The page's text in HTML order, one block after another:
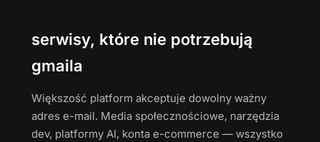
serwisy, które nie potrzebują
gmaila
Większość platform akceptuje dowolny ważny
adres e-mail. Media społecznościowe, narzędzia
dev, platformy AI, konta e-commerce — wszystko